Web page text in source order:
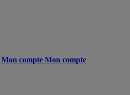
Mon compte Mon compte